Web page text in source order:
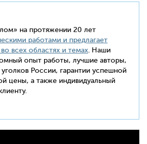
на протяжении 20 лет
работами и предлагает
всех областях и темах. Наши
опыт работы, лучшие авторы,
России, гарантии успешной
цены, а также индивидуальный